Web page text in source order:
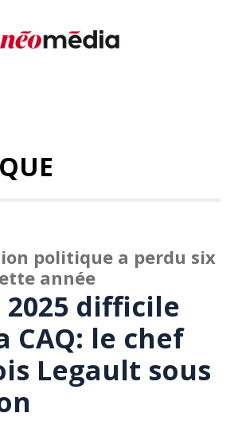
politique a perdu six
année
2025 difficile
CAQ: le chef
Legault sous